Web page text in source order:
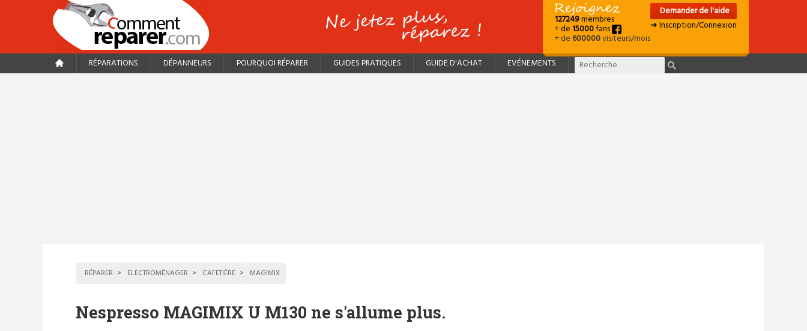
127249membres
+ de15000fans
+ de600000visiteurs/mois
Demander de l'aide
➜ Inscription/Connexion
RÉPARATIONS DÉPANNEURS POURQUOI RÉPARER GUIDES PRATIQUES GUIDE D'ACHAT EVÉNEMENTS
RÉPARER ELECTROMÉNAGER CAFETIÈRE MAGIMIX
Nespresso MAGIMIX U M130 ne s'allume plus.